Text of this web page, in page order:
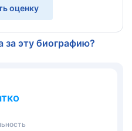
оценку
за эту биографию?